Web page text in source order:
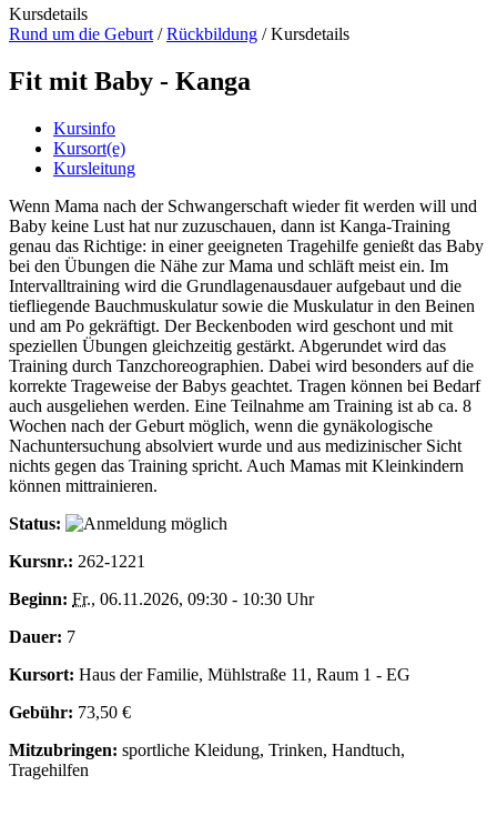
Kursdetails
Rund um die Geburt /Rückbildung /Kursdetails
Fit mit Baby - Kanga
Kursinfo
Kursort(e)
Kursleitung
Wenn Mama nach der Schwangerschaft wieder fit werden will und
Baby keine Lust hat nur zuzuschauen, dann ist Kanga-Training
genau das Richtige: in einer geeigneten Tragehilfe genießt das Baby
bei den Übungen die Nähe zur Mama und schläft meist ein. Im
Intervalltraining wird die Grundlagenausdauer aufgebaut und die
tiefliegende Bauchmuskulatur sowie die Muskulatur in den Beinen
und am Po gekräftigt. Der Beckenboden wird geschont und mit
speziellen Übungen gleichzeitig gestärkt. Abgerundet wird das
Training durch Tanzchoreographien. Dabei wird besonders auf die
korrekte Trageweise der Babys geachtet. Tragen können bei Bedarf
auch ausgeliehen werden. Eine Teilnahme am Training ist ab ca. 8
Wochen nach der Geburt möglich, wenn die gynäkologische
Nachuntersuchung absolviert wurde und aus medizinischer Sicht
nichts gegen das Training spricht. Auch Mamas mit Kleinkindern
können mittrainieren.
Status:
Kursnr.: 262-1221
Beginn: Fr., 06.11.2026, 09:30 - 10:30 Uhr
Dauer: 7
Kursort: Haus der Familie, Mühlstraße 11, Raum 1 - EG
Gebühr: 73,50 €
Mitzubringen: sportliche Kleidung, Trinken, Handtuch,
Tragehilfen